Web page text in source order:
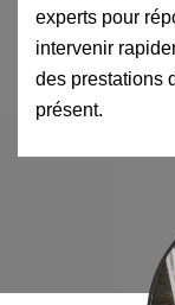
experts pour
intervenir
des prestations
présent.